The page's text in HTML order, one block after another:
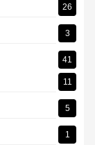
7
6
7
8
7